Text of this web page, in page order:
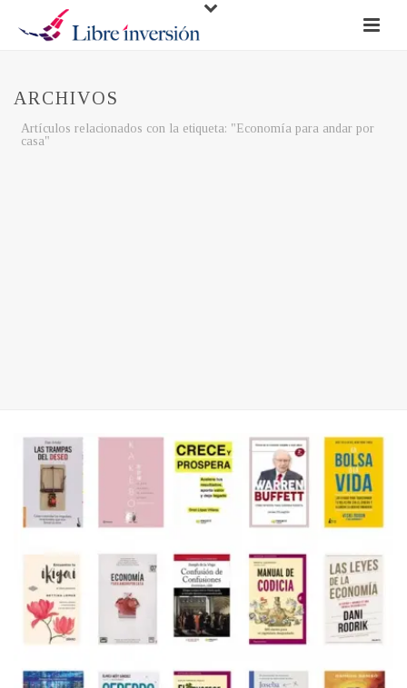
ARCHIVOS
Artículos relacionados con la etiqueta: "Economía para andar por
casa"